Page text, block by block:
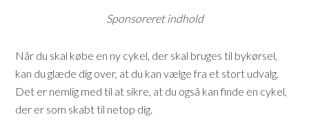
Sponsoreret indhold
Når du skal købe en ny cykel, der skal bruges til bykørsel,
kan du glæde dig over, at du kan vælge fra et stort udvalg.
Det er nemlig med til at sikre, at du også kan finde en cykel,
der er som skabt til netop dig.